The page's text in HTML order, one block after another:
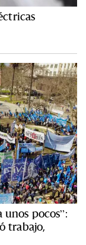
pocos”:
trabajo,